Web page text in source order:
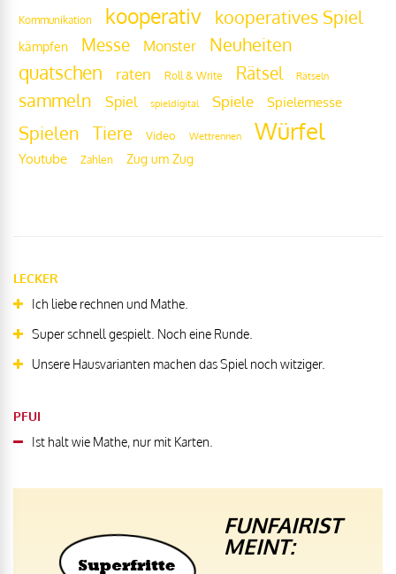
Kommunikation kooperativ kooperatives Spiel
kämpfen Messe Monster Neuheiten
quatschen raten Roll & Write Rätsel Rätseln
sammeln Spiel spieldigital Spiele Spielemesse
Spielen Tiere Video Wettrennen Würfel
Youtube Zahlen Zug um Zug
LECKER
Ich liebe rechnen und Mathe.
Super schnell gespielt. Noch eine Runde.
Unsere Hausvarianten machen das Spiel noch witziger.
PFUI
Ist halt wie Mathe, nur mit Karten.
FUNFAIRIST
MEINT: